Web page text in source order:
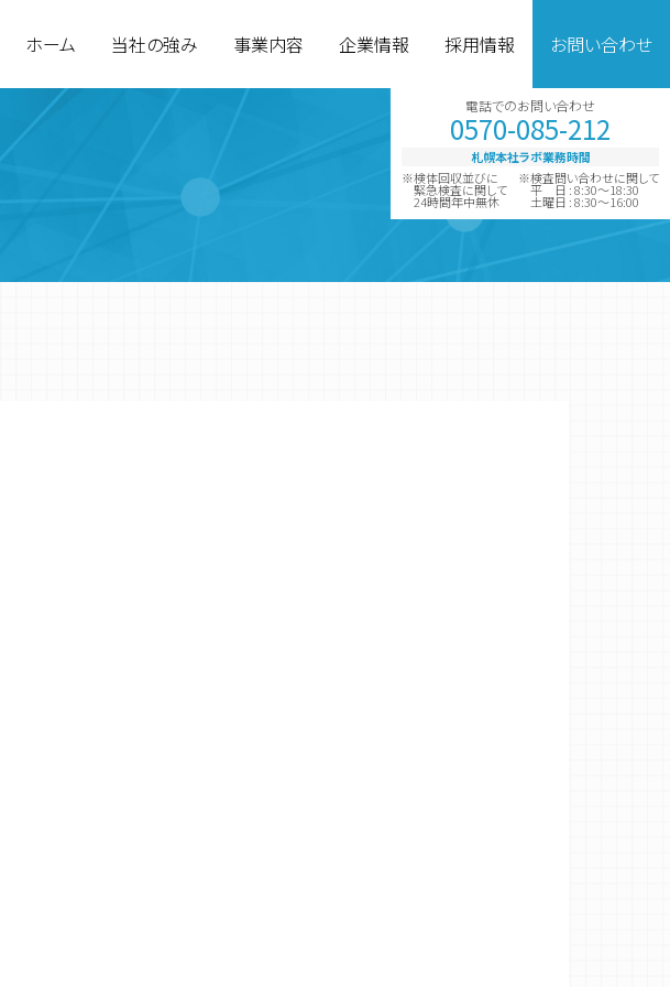
電話でのお問い合わせ
0570-085-212
札幌本社ラボ業務時間
※検体回収並びに
緊急検査に関して
24時間年中無休
※検査問い合わせに関して
平 日 : 8:30～18:30
土曜日 : 8:30～16:00
ホーム 当社の強み 事業内容 企業情報 採用情報 お問い合わせ